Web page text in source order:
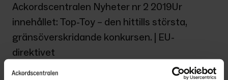
Ackordscentralen Nyheter nr 2 2019Ur
innehållet: Top-Toy – den hittills största,
gränsöverskridande konkursen. | EU-
direktivet